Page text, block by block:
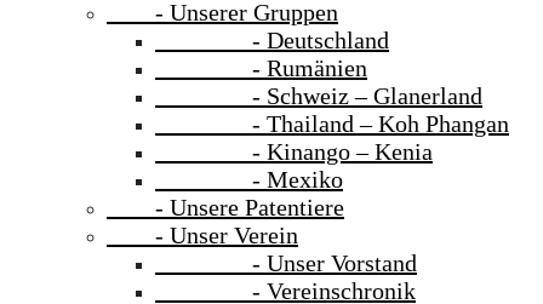
- Unserer Gruppen
- Deutschland
- Rumänien
- Schweiz – Glanerland
- Thailand – Koh Phangan
- Kinango – Kenia
- Mexiko
- Unsere Patentiere
- Unser Verein
- Unser Vorstand
- Vereinschronik